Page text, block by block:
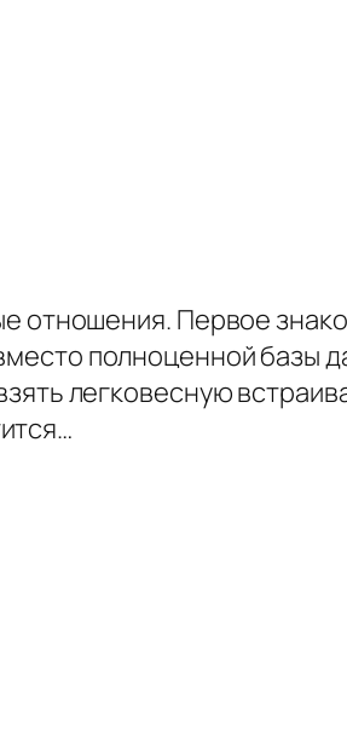
отношения. Первое
полноценной базы
легковесную